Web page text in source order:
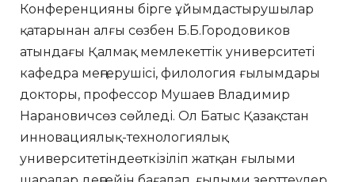
Конференцияны бірге ұйымдастырушылар
қатарынан алғы сөзбен Б.Б.Городовиков
атындағы Қалмақ мемлекеттік университеті
кафедра меңгерушісі, филология ғылымдары
докторы, профессор Мушаев Владимир
Нарановичсөз сөйледі. Ол Батыс Қазақстан
инновациялық-технологиялық
университетіндеөткізіліп жатқан ғылыми